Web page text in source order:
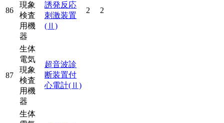
86
現象
検査
用機
器
誘発反応
刺激装置
(Ⅱ)
2 2
87
生体
電気
現象
検査
用機
器
超音波診
断装置付
心電計(Ⅱ)
生体